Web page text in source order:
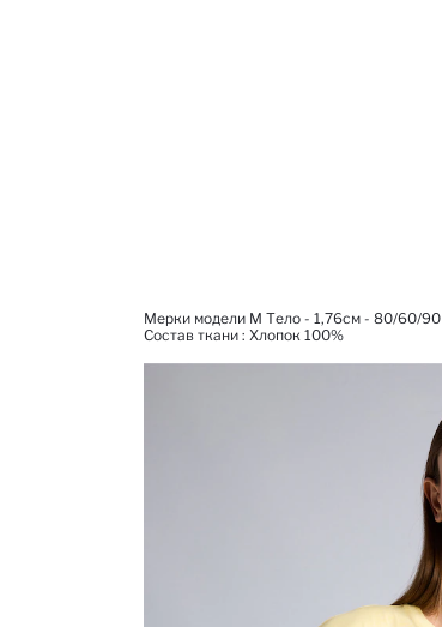
Мерки модели M Тело - 1,76см - 80/60/90
Состав ткани : Xлопок 100%